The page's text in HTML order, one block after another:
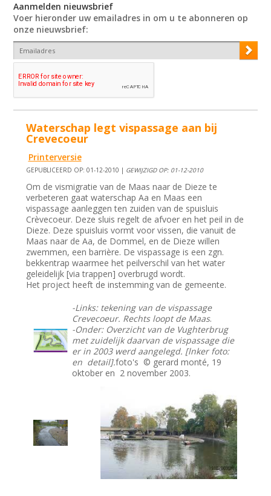
Aanmelden nieuwsbrief
Voer hieronder uw emailadres in om u te abonneren op
onze nieuwsbrief:
Waterschap legt vispassage aan bij
Crevecoeur
Printerversie
GEPUBLICEERD OP: 01-12-2010 | GEWIJZIGD OP: 01-12-2010
Om de vismigratie van de Maas naar de Dieze te
verbeteren gaat waterschap Aa en Maas een
vispassage aanleggen ten zuiden van de spuisluis
Crèvecoeur. Deze sluis regelt de afvoer en het peil in de
Dieze. Deze spuisluis vormt voor vissen, die vanuit de
Maas naar de Aa, de Dommel, en de Dieze willen
zwemmen, een barrière. De vispassage is een zgn.
bekkentrap waarmee het peilverschil van het water
geleidelijk [via trappen] overbrugd wordt.
Het project heeft de instemming van de gemeente.
-Links: tekening van de vispassage
Crevecoeur. Rechts loopt de Maas.
-Onder: Overzicht van de Vughterbrug
met zuidelijk daarvan de vispassage die
er in 2003 werd aangelegd. [lnker foto:
en detail].foto's © gerard monté, 19
oktober en 2 november 2003.